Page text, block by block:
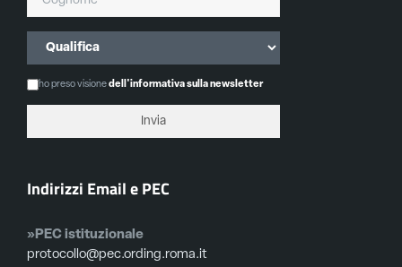
ho preso visionedell'informativa sulla newsletter
Indirizzi Email e PEC
»PEC istituzionale
protocollo@pec.ording.roma.it